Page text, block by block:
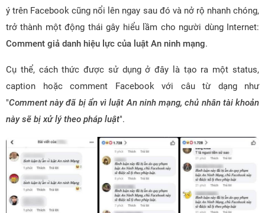
ý trên Facebook cũng nổi lên ngay sau đó và nở rộ nhanh chóng,
trở thành một động thái gây hiểu lầm cho người dùng Internet:
Comment giả danh hiệu lực của luật An ninh mạng.
Cụ thể, cách thức được sử dụng ở đây là tạo ra một status,
caption hoặc comment Facebook với câu từ dạng như
"Comment này đã bị ẩn vì luật An ninh mạng, chủ nhân tài khoản
này sẽ bị xử lý theo pháp luật".